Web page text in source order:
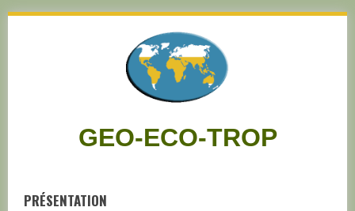
GEO-ECO-TROP
PRÉSENTATION